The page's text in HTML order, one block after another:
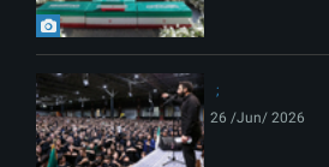
26 /Jun/ 2026